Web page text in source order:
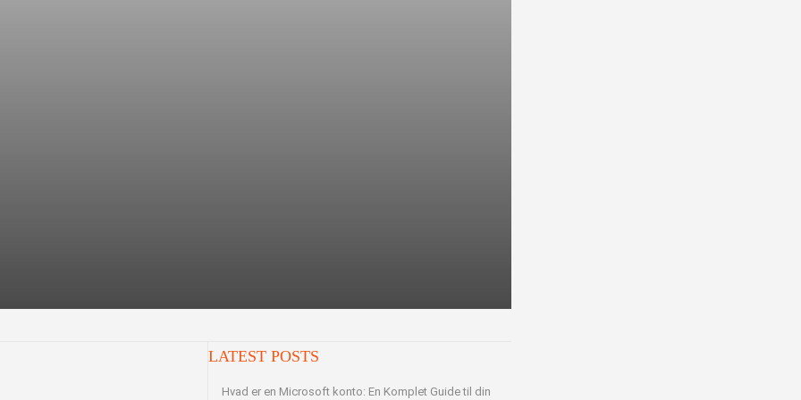
LATEST POSTS
Hvad er en Microsoft konto: En Komplet Guide til din